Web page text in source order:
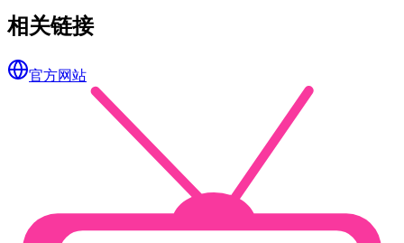
相关链接
官方网站